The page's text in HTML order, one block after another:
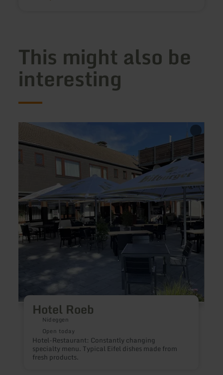
This might also be
interesting
Hotel Roeb
Nideggen
Open today
Hotel-Restaurant: Constantly changing
specialty menu. Typical Eifel dishes made from
fresh products.
learn
about:
Hotel
more
der